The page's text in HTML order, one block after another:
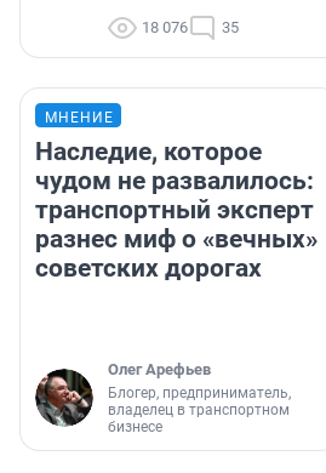
18 076 35
МНЕНИЕ
Наследие, которое
чудом не развалилось:
транспортный эксперт
разнес миф о «вечных»
советских дорогах
Олег Арефьев
Блогер, предприниматель,
владелец в транспортном
бизнесе